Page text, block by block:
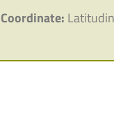
Coordinate: